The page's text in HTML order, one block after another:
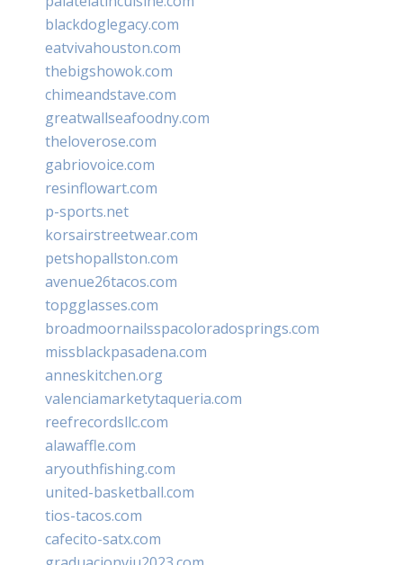
blackdoglegacy.com
eatvivahouston.com
thebigshowok.com
chimeandstave.com
greatwallseafoodny.com
theloverose.com
gabriovoice.com
resinflowart.com
p-sports.net
korsairstreetwear.com
petshopallston.com
avenue26tacos.com
topgglasses.com
broadmoornailsspacoloradosprings.com
missblackpasadena.com
anneskitchen.org
valenciamarketytaqueria.com
reefrecordsllc.com
alawaffle.com
aryouthfishing.com
united-basketball.com
tios-tacos.com
cafecito-satx.com